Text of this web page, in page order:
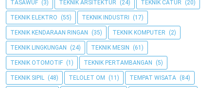
TASAWUF (3) TEKNIK ARSITEKTUR (24) TEKNIK CATUR (20)
TEKNIK ELEKTRO (55) TEKNIK INDUSTRI (17)
TEKNIK KENDARAAN RINGAN (35) TEKNIK KOMPUTER (2)
TEKNIK LINGKUNGAN (24) TEKNIK MESIN (61)
TEKNIK OTOMOTIF (1) TEKNIK PERTAMBANGAN (5)
TEKNIK SIPIL (48) TELOLET OM (11) TEMPAT WISATA (84)